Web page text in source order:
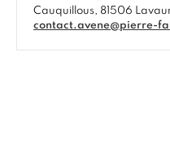
Cauquillous, 81506
contact.avene@pierre-